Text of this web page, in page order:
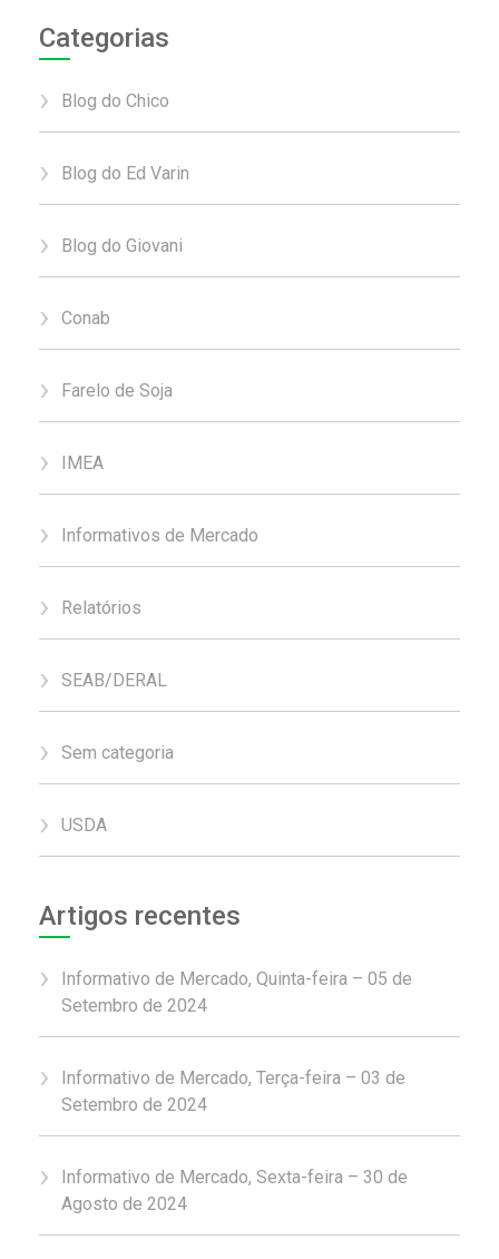
Categorias
Blog do Chico
Blog do Ed Varin
Blog do Giovani
Conab
Farelo de Soja
IMEA
Informativos de Mercado
Relatórios
SEAB/DERAL
Sem categoria
USDA
Artigos recentes
Informativo de Mercado, Quinta-feira – 05 de
Setembro de 2024
Informativo de Mercado, Terça-feira – 03 de
Setembro de 2024
Informativo de Mercado, Sexta-feira – 30 de
Agosto de 2024